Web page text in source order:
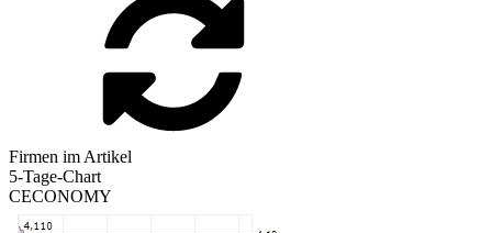
Firmen im Artikel
5-Tage-Chart
CECONOMY